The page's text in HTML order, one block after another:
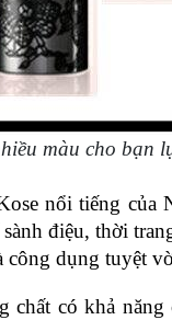
màu cho bạn
nổi tiếng của
điệu, thời
công dụng tuyệt
chất có khả